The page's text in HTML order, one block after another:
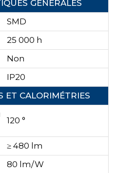
GÉNÉRALES
SMD
25 000 h
Non
IP20
ET CALORIMÉTRIES
120 °
≥ 480 lm
80 lm/W